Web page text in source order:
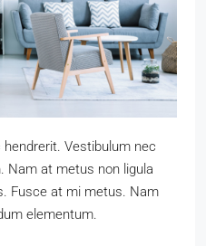
Vestibulum nec
Nam at metus non ligula
Fusce at mi metus. Nam
elementum.